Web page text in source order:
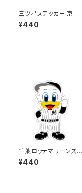
三ツ星ステッカー 京都
府民(ブルー)
¥440
千葉ロッテマリーンズス
テッカー13
¥440